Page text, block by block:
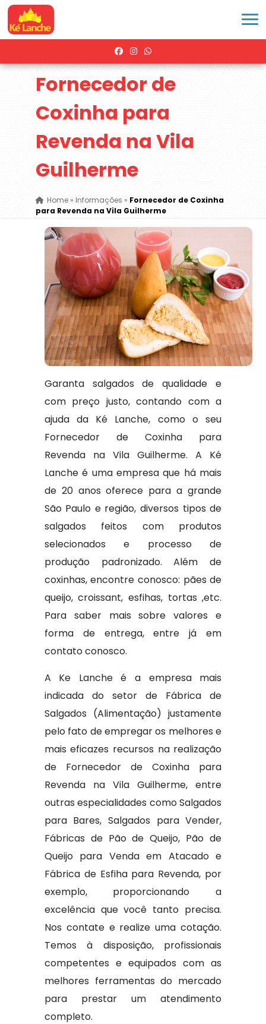
Fornecedor de
Coxinha para
Revenda na Vila
Guilherme
Home» Informações » Fornecedor de Coxinha
para Revenda na Vila Guilherme
Garanta salgados de qualidade e
com preço justo, contando com a
ajuda da Ké Lanche, como o seu
Fornecedor de Coxinha para
Revenda na Vila Guilherme. A Ké
Lanche é uma empresa que há mais
de 20 anos oferece para a grande
São Paulo e região, diversos tipos de
salgados feitos com produtos
selecionados e processo de
produção padronizado. Além de
coxinhas, encontre conosco: pães de
queijo, croissant, esfihas, tortas ,etc.
Para saber mais sobre valores e
forma de entrega, entre já em
contato conosco.
A Ke Lanche é a empresa mais
indicada do setor de Fábrica de
Salgados (Alimentação) justamente
pelo fato de empregar os melhores e
mais eficazes recursos na realização
de Fornecedor de Coxinha para
Revenda na Vila Guilherme, entre
outras especialidades como Salgados
para Bares, Salgados para Vender,
Fábricas de Pão de Queijo, Pão de
Queijo para Venda em Atacado e
Fábrica de Esfiha para Revenda, por
exemplo, proporcionando a
excelência que você tanto precisa.
Nos contate e realize uma cotação.
Temos à disposição, profissionais
competentes e equipados com as
melhores ferramentas do mercado
para prestar um atendimento
completo.